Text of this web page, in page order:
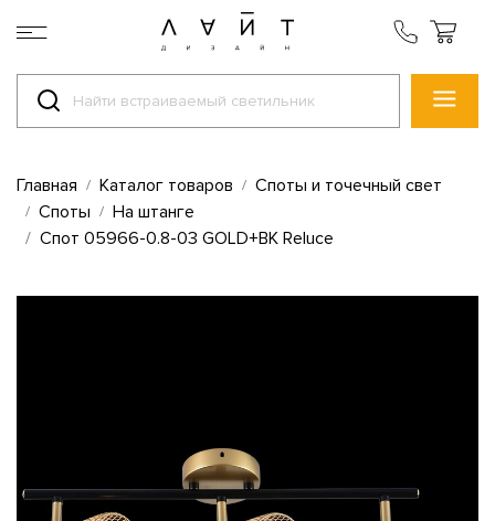
Главная Каталог товаров
Споты и точечный свет
Споты
На штанге
Спот 05966-0.8-03 GOLD+BK Reluce